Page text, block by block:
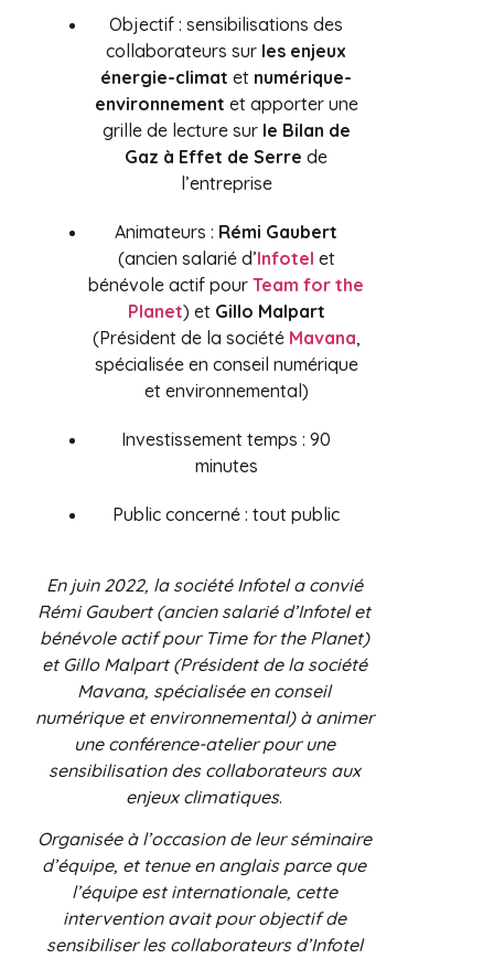
Objectif : sensibilisations des
collaborateurs sur les enjeux
énergie-climat et numérique-
environnement et apporter une
grille de lecture sur le Bilan de
Gaz à Effet de Serre de
l’entreprise
Animateurs : Rémi Gaubert
(ancien salarié d’Infotel et
bénévole actif pour Team for the
Planet) et Gillo Malpart
(Président de la société Mavana,
spécialisée en conseil numérique
et environnemental)
Investissement temps : 90
minutes
Public concerné : tout public
En juin 2022, la société Infotel a convié
Rémi Gaubert (ancien salarié d’Infotel et
bénévole actif pour Time for the Planet)
et Gillo Malpart (Président de la société
Mavana, spécialisée en conseil
numérique et environnemental) à animer
une conférence-atelier pour une
sensibilisation des collaborateurs aux
enjeux climatiques.
Organisée à l’occasion de leur séminaire
d’équipe, et tenue en anglais parce que
l’équipe est internationale, cette
intervention avait pour objectif de
sensibiliser les collaborateurs d’Infotel